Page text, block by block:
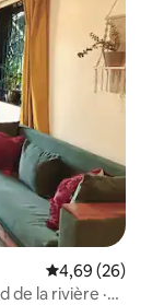
Note
4,69 (26)
la rivière ·